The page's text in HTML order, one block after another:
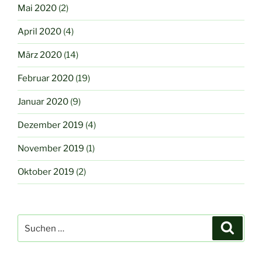
Mai 2020 (2)
April 2020 (4)
März 2020 (14)
Februar 2020 (19)
Januar 2020 (9)
Dezember 2019 (4)
November 2019 (1)
Oktober 2019 (2)
nach: